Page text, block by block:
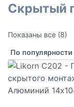
Скрытый
Показаны все (8)